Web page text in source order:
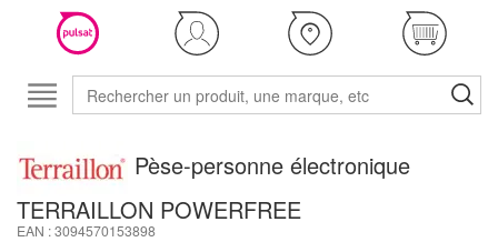
Pèse-personne électronique
TERRAILLON POWERFREE
EAN : 3094570153898